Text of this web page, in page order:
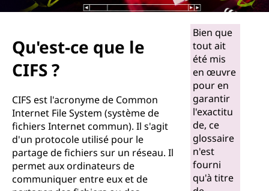
C
Q
Qu'est-ce que le
CIFS ?
CIFS est l'acronyme de Common
Internet File System (système de
fichiers Internet commun). Il s'agit
d'un protocole utilisé pour le
partage de fichiers sur un réseau. Il
permet aux ordinateurs de
communiquer entre eux et de
Bien que
tout ait
été mis
en œuvre
pour en
garantir
l'exactitu
de, ce
glossaire
n'est
fourni
qu'à titre